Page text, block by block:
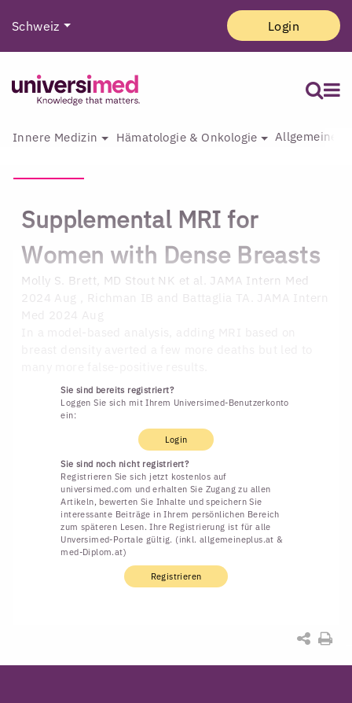
Schweiz Login
Innere Medizin Hämatologie & Onkologie Allgemeine
Supplemental MRI for
Women with Dense Breasts
Molly S. Brett, MD Stout NK et al. JAMA Intern Med
2024 Aug , Richman IB and Battaglia TA. JAMA Intern
Sie sind bereits registriert?
Loggen Sie sich mit Ihrem Universimed-Benutzerkonto
ein:
Login
Sie sind noch nicht registriert?
Registrieren Sie sich jetzt kostenlos auf
universimed.com und erhalten Sie Zugang zu allen
Artikeln, bewerten Sie Inhalte und speichern Sie
interessante Beiträge in Ihrem persönlichen Bereich
zum späteren Lesen. Ihre Registrierung ist für alle
Unversimed-Portale gültig. (inkl. allgemeineplus.at &
med-Diplom.at)
Registrieren